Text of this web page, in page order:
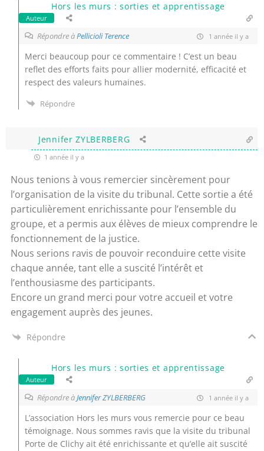
Hors les murs : sorties et apprentissage
Auteur
Répondre àPellicioli Terence 1 année il y a
Merci beaucoup pour ce commentaire ! C’est un beau
reflet des efforts faits pour allier modernité, efficacité et
respect des valeurs humaines.
Répondre
Jennifer ZYLBERBERG
1 année il y a
Nous tenions à vous remercier sincèrement pour
l’organisation de la visite du tribunal. Cette sortie a été
particulièrement enrichissante pour l’ensemble du
groupe, et a permis aux élèves de mieux comprendre le
fonctionnement de la justice.
Nous serions ravis de pouvoir reconduire cette visite
chaque année, tant elle a suscité l’intérêt et
l’enthousiasme des participants.
Encore un grand merci pour votre accueil et votre
engagement auprès des jeunes.
Répondre
Hors les murs : sorties et apprentissage
Auteur
Répondre àJennifer ZYLBERBERG 1 année il y a
L’association Hors les murs vous remercie pour ce beau
témoignage. Nous sommes ravis que la visite du tribunal
Porte de Clichy ait été enrichissante et qu’elle ait suscité